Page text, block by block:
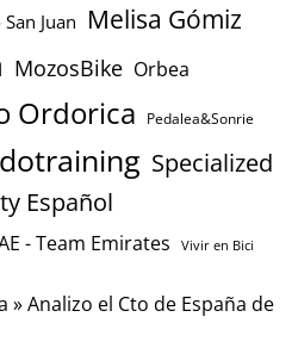
Juan Melisa Gómiz
MozosBike Orbea
Ordorica Pedalea&Sonrie
Specialized
Español
- Team Emirates Vivir en Bici
»Analizo el Cto de España de